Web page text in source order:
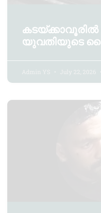
യുവതിയുടെ കൈ
Admin YS July 22, 2026